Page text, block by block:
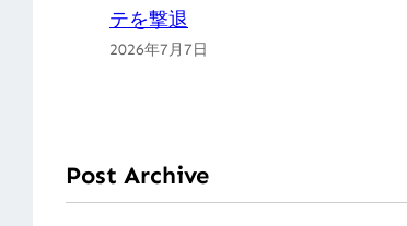
テを撃退
2026年7月7日
Post Archive